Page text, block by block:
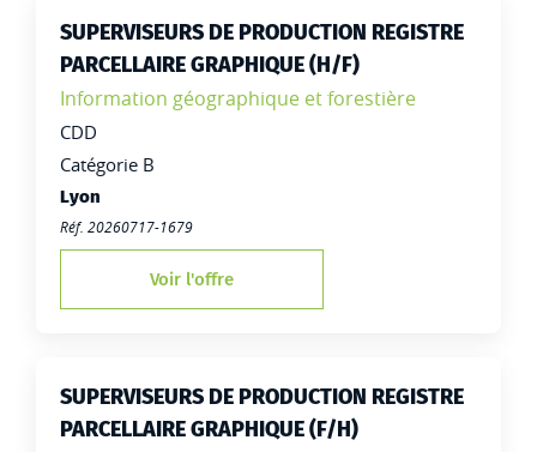
SUPERVISEURS DE PRODUCTION REGISTRE
PARCELLAIRE GRAPHIQUE (H/F)
Famille:
Information géographique et forestière
Type de contrat :
CDD
Catégorie B
Lieu de travail :
Lyon
Réf. 20260717-1679
Voir l'offre
SUPERVISEURS DE PRODUCTION REGISTRE
PARCELLAIRE GRAPHIQUE (F/H)